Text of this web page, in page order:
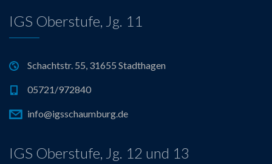
t
i
o
n
IGS Oberstufe, Jg. 11
Schachtstr. 55, 31655 Stadthagen
05721/972840
info@igsschaumburg.de
IGS Oberstufe, Jg. 12 und 13